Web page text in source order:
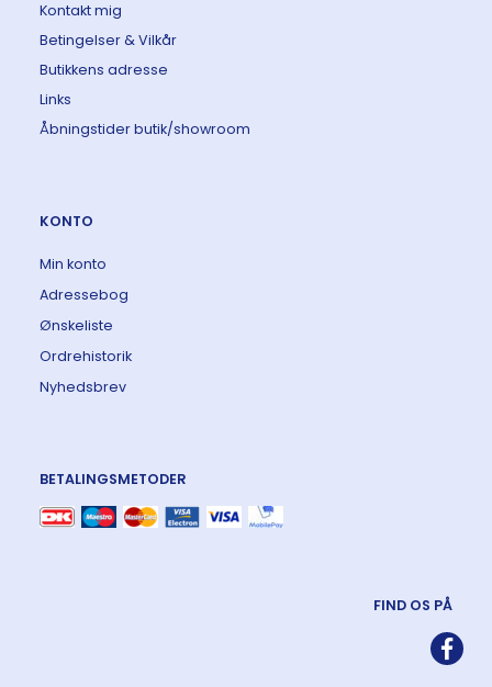
Kontakt mig
Betingelser & Vilkår
Butikkens adresse
Links
Åbningstider butik/showroom
KONTO
Min konto
Adressebog
Ønskeliste
Ordrehistorik
Nyhedsbrev
BETALINGSMETODER
FIND OS PÅ